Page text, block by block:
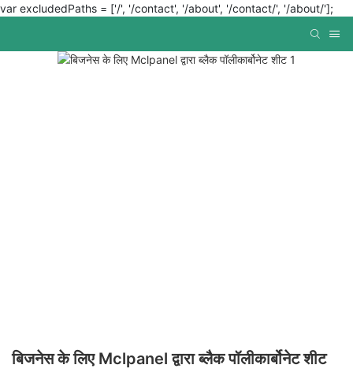
var excludedPaths = ['/', '/contact', '/about', '/contact/', '/about/'];
बिजनेस के लिए Mclpanel द्वारा ब्लैक पॉलीकार्बोनेट शीट